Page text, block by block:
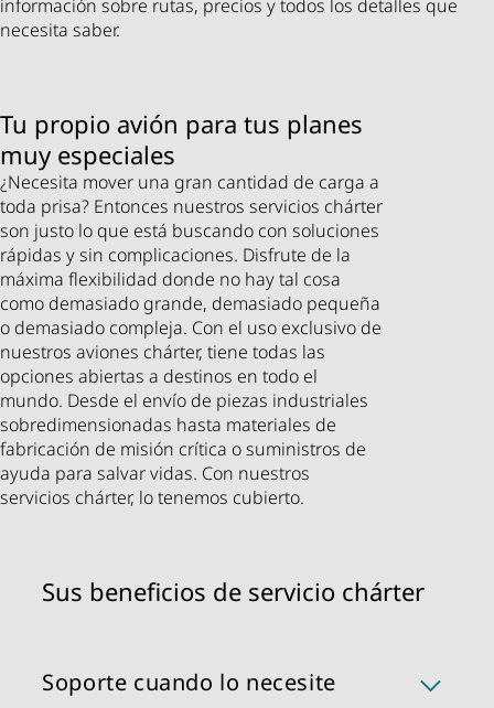
información sobre rutas, precios y todos los detalles que
necesita saber.
Tu propio avión para tus planes
muy especiales
¿Necesita mover una gran cantidad de carga a
toda prisa? Entonces nuestros servicios chárter
son justo lo que está buscando con soluciones
rápidas y sin complicaciones. Disfrute de la
máxima flexibilidad donde no hay tal cosa
como demasiado grande, demasiado pequeña
o demasiado compleja. Con el uso exclusivo de
nuestros aviones chárter, tiene todas las
opciones abiertas a destinos en todo el
mundo. Desde el envío de piezas industriales
sobredimensionadas hasta materiales de
fabricación de misión crítica o suministros de
ayuda para salvar vidas. Con nuestros
servicios chárter, lo tenemos cubierto.
Sus beneficios de servicio chárter
Soporte cuando lo necesite